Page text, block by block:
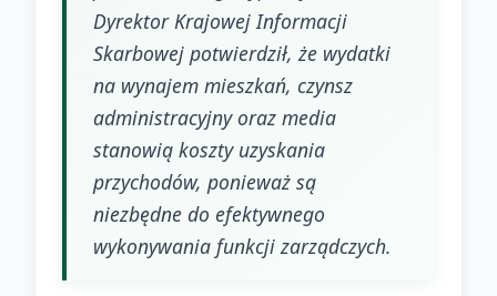
Dyrektor Krajowej Informacji
Skarbowej potwierdził, że wydatki
na wynajem mieszkań, czynsz
administracyjny oraz media
stanowią koszty uzyskania
przychodów, ponieważ są
niezbędne do efektywnego
wykonywania funkcji zarządczych.